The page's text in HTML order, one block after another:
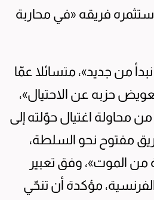
فريقه «في محاربة
من جديد»، متسائلا عمّا
حزبه عن الاحتيال»،
محاولة اغتيال حوّلته إلى
مفتوح نحو السلطة،
من الموت»، وفق تعبير
مؤكدة أن تنحّي